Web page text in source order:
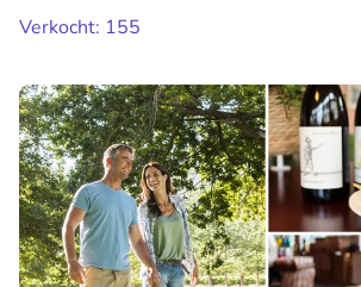
Verkocht: 155